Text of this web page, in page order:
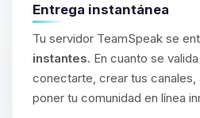
Entrega instantánea
Tu servidor TeamSpeak se
instantes. En cuanto se
conectarte, crear tus canales,
poner tu comunidad en línea